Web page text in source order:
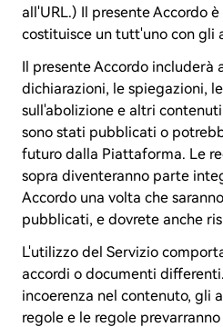
all'URL.) Il presente Accordo
costituisce un tutt'uno con gli
Il presente Accordo includerà
dichiarazioni, le spiegazioni,
sull'abolizione e altri
sono stati pubblicati o
futuro dalla Piattaforma. Le
sopra diventeranno parte
Accordo una volta che
pubblicati, e dovrete anche
L'utilizzo del Servizio
accordi o documenti
incoerenza nel contenuto, gli
regole e le regole